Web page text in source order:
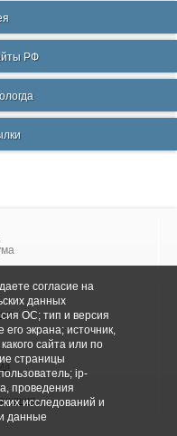
РФ
согласие на
данных
ОС; тип и версия
экрана; источник,
сайта или по
страницы
ip-
проведения
исследований и
данные